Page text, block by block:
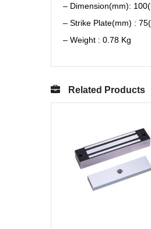
– Dimension(mm):
– Strike Plate(mm) :
– Weight : 0.78 Kg
Related Products